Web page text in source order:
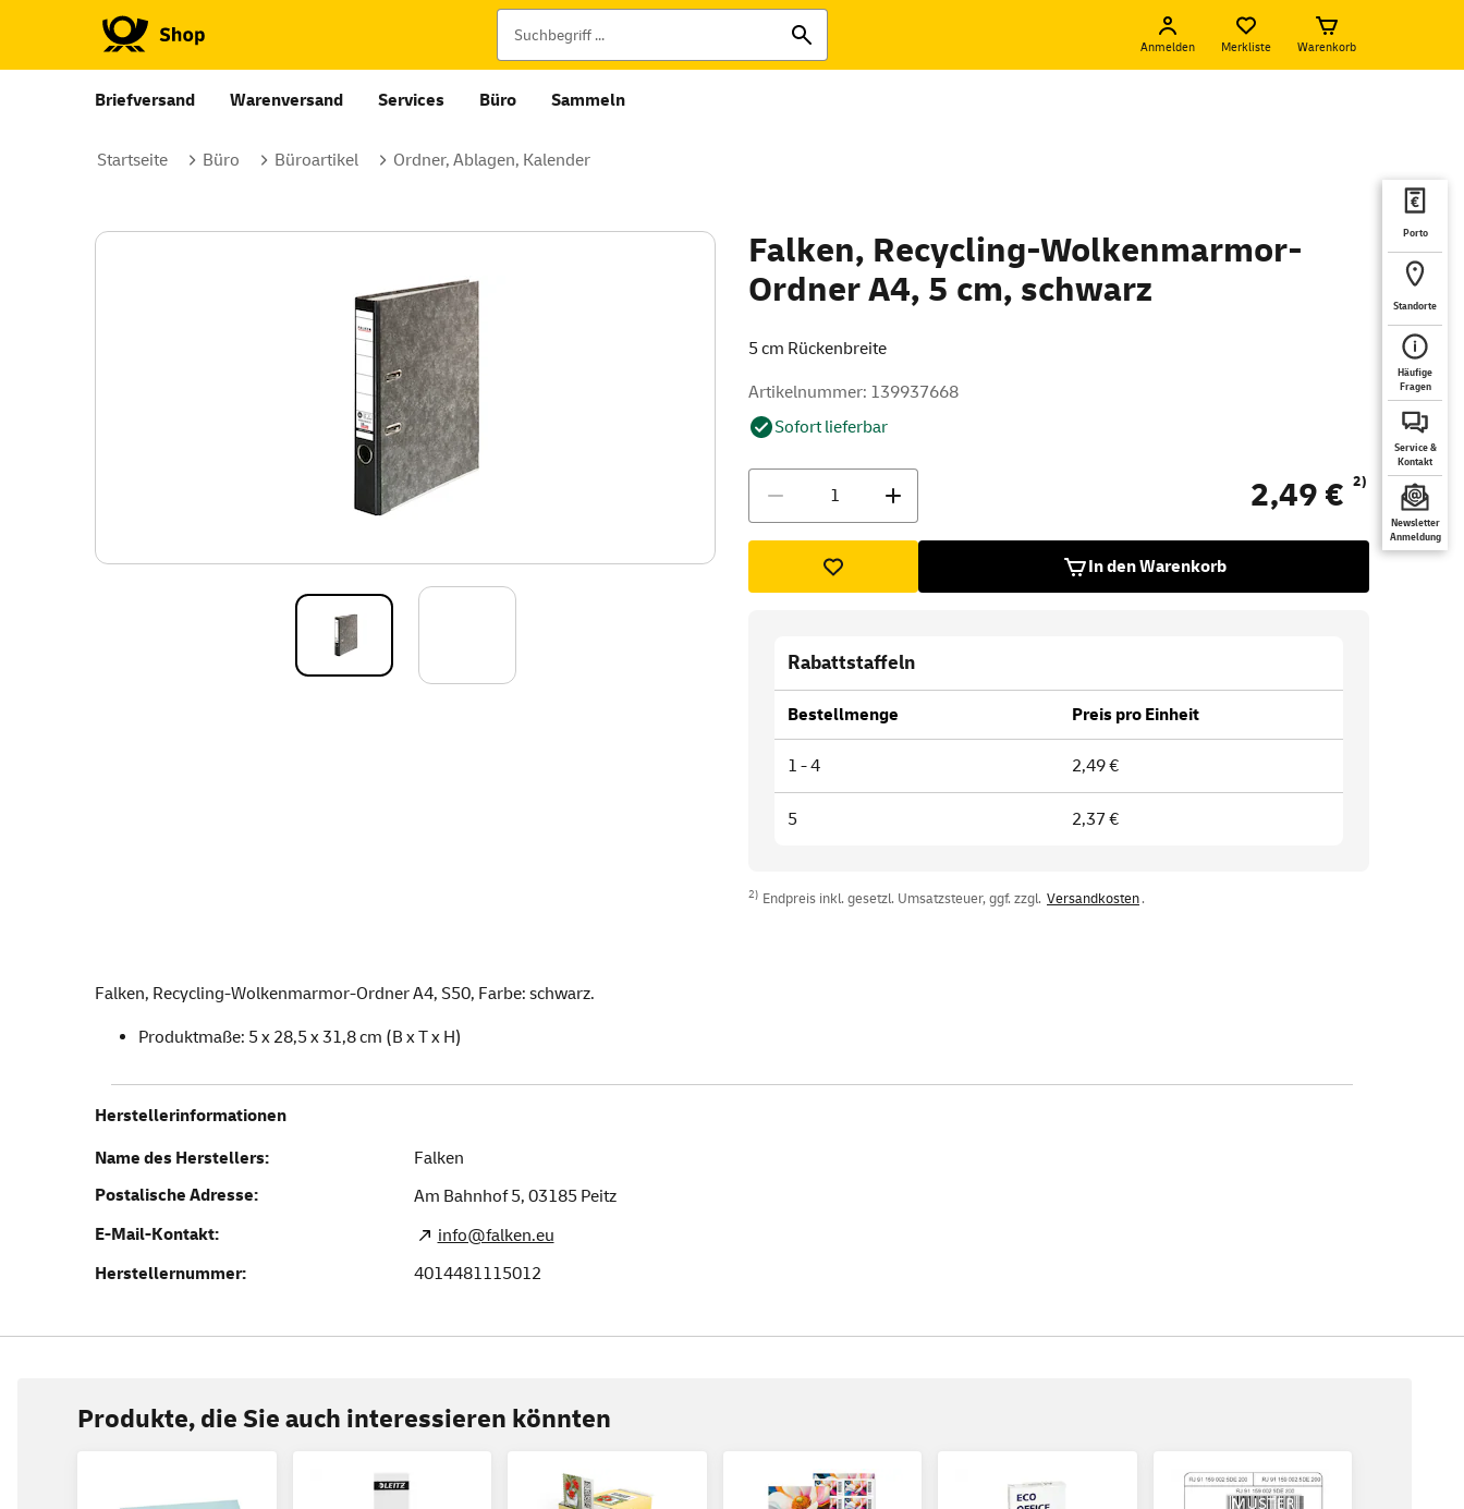
Anmelden Merkliste Warenkorb
Briefversand Warenversand Services Büro Sammeln
Porto
Standorte
Häufige
Fragen
Service &
Kontakt
Newsletter
Anmeldung
Startseite Büro Büroartikel Ordner, Ablagen, Kalender
Falken, Recycling-Wolkenmarmor-
Ordner A4, 5 cm, schwarz
5 cm Rückenbreite
Artikelnummer: 139937668
Sofort lieferbar
2,49 € 2)
In den Warenkorb
Rabattstaffeln
Bestellmenge Preis pro Einheit
1 - 4 2,49 €
5 2,37 €
2) Endpreis inkl. gesetzl. Umsatzsteuer, ggf. zzgl. Versandkosten.
Falken, Recycling-Wolkenmarmor-Ordner A4, S50, Farbe: schwarz.
Produktmaße: 5 x 28,5 x 31,8 cm (B x T x H)
Herstellerinformationen
Name des Herstellers:
Falken
Postalische Adresse:
Am Bahnhof 5, 03185 Peitz
E-Mail-Kontakt:
info@falken.eu
Herstellernummer:
4014481115012
Produkte, die Sie auch interessieren könnten